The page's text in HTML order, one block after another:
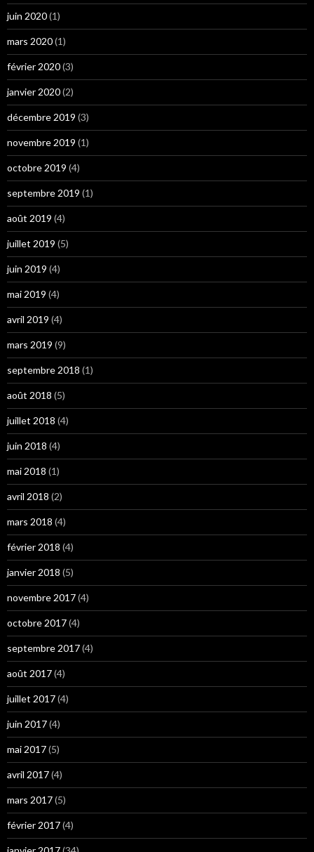
juin 2020(1)
mars 2020(1)
février 2020(3)
janvier 2020(2)
décembre 2019 (3)
novembre 2019 (1)
octobre 2019 (4)
septembre 2019 (1)
août 2019 (4)
juillet 2019 (5)
juin 2019 (4)
mai 2019 (4)
avril 2019 (4)
mars 2019 (9)
septembre 2018 (1)
août 2018 (5)
juillet 2018 (4)
juin 2018 (4)
mai 2018 (1)
avril 2018 (2)
mars 2018 (4)
février 2018 (4)
janvier 2018 (5)
novembre 2017(4)
octobre 2017(4)
septembre 2017(4)
août 2017(4)
juillet 2017(4)
juin 2017(4)
mai 2017(5)
avril 2017(4)
mars 2017(5)
février 2017(4)